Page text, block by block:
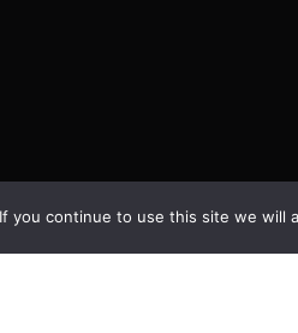
continue to use this site we will